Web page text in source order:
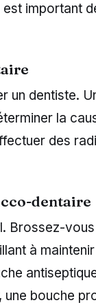
important
un dentiste.
la
des
dentaire
Brossez-
à maintenir
une bouche